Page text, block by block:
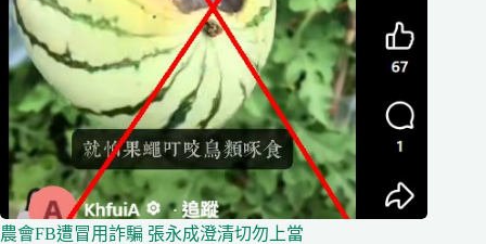
農會FB遭冒用詐騙 張永成澄清切勿上當